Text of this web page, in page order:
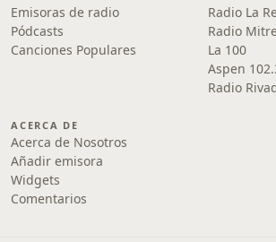
Emisoras de radio
Pódcasts
Canciones Populares
Radio La
Radio
La 100
Aspen
Radio
ACERCA DE
Acerca de Nosotros
Añadir emisora
Widgets
Comentarios